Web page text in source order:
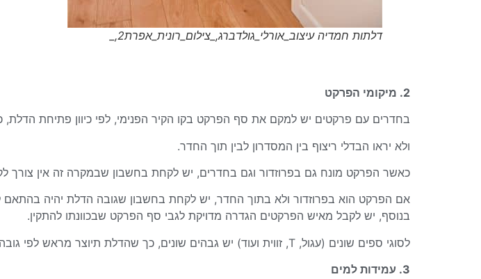
דלתות חמדיה עיצוב_אורלי_גולדברג,_צילום_רונית_אפרת2,_
2. מיקומי הפרקט
בחדרים עם פרקטים יש למקם את סף הפרקט בקו הקיר הפנימי, לפי כיוון פתיחת הדלת,
ולא יראו הבדלי ריצוף בין המסדרון לבין תוך החדר.
כאשר הפרקט מונח גם בפרוזדור וגם בחדרים, יש לקחת בחשבון שבמקרה זה אין צורך
אם הפרקט הוא בפרוזדור ולא בתוך החדר, יש לקחת בחשבון שגובה הדלת יהיה בהתאם
בנוסף, יש לקבל מאיש הפרקטים הגדרה מדויקת לגבי סף הפרקט שבכוונתו להתקין.
לסוגי ספים שונים (עגול, T, זווית ועוד) יש גבהים שונים, כך שהדלת תיוצר מראש לפי גובה מתאים.
3. עמידות למים